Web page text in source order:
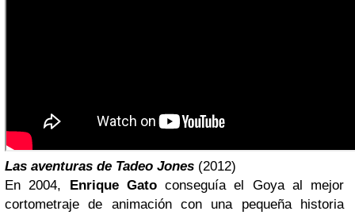
Las aventuras de Tadeo Jones (2012)
En 2004,
Enrique Gatoconseguía el Goya al mejor
cortometraje de animación con una pequeña historia